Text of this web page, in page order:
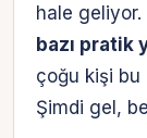
hale geliyor.
bazı pratik
çoğu kişi bu
Şimdi gel,